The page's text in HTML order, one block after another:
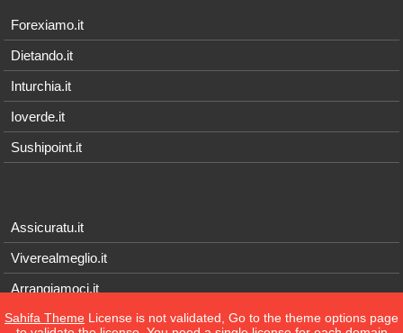
Forexiamo.it
Dietando.it
Inturchia.it
Ioverde.it
Sushipoint.it
Assicuratu.it
Viverealmeglio.it
Arrangiamoci.it
Tecnichef.it
Sahifa Theme License is not validated, Go to the theme options page